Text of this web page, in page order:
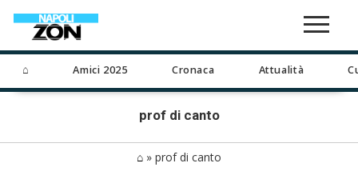
⌂ Amici 2025 Cronaca Attualità
prof di canto
⌂ » prof di canto